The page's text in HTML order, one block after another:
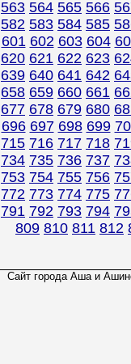
563 564 565 566
582 583 584 585
601 602 603 604
620 621 622 623
639 640 641 642
658 659 660 661
677 678 679 680
696 697 698 699
715 716 717 718
734 735 736 737
753 754 755 756
772 773 774 775
791 792 793 794
809 810 811 812
Сайт города Аша и